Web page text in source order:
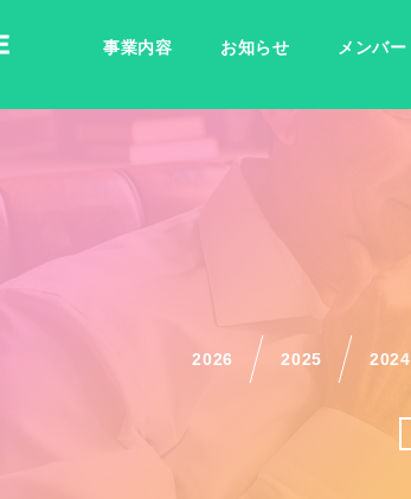
事業内容 お知らせ メンバー
2026 2025 2024